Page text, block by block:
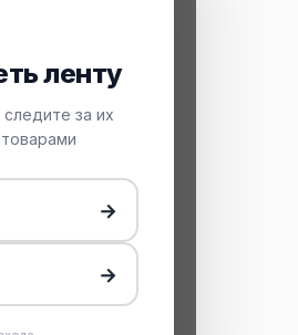
ленту
за их
→
→